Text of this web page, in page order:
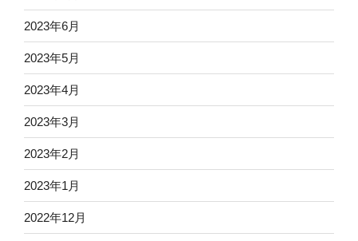
2023年6月
2023年5月
2023年4月
2023年3月
2023年2月
2023年1月
2022年12月